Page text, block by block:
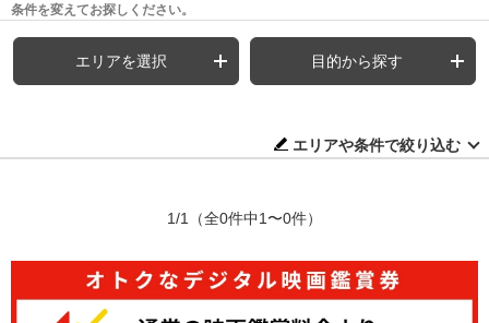
条件を変えてお探しください。
エリアを選択 目的から探す
エリアや条件で絞り込む
1/1 （全0件中1〜0件）